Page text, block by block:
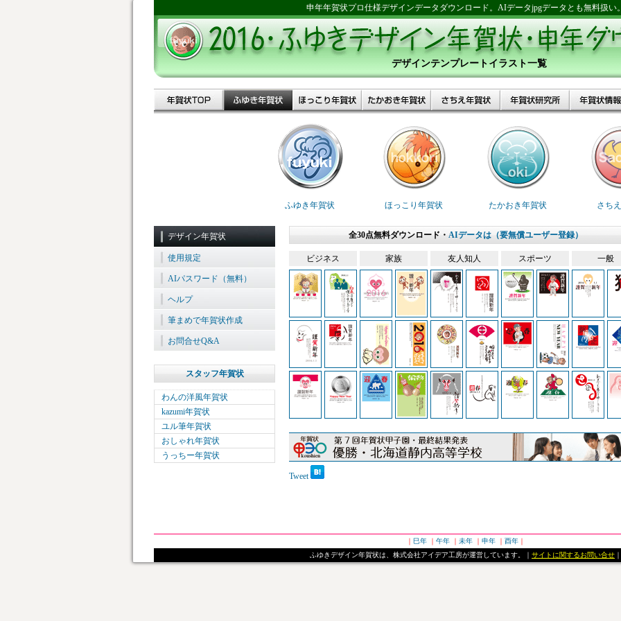
申年年賀状プロ仕様デザインデータダウンロード。AIデータjpgデータとも無料扱い
デザインテンプレートイラスト一覧
ふゆき年賀状 ほっこり年賀状 たかおき年賀状 さち
全30点無料ダウンロード・ AIデータは（要無償ユーザー登録）
ビジネス 家族 友人知人 スポーツ 一般
Tweet
デザイン年賀状
使用規定
AIパスワード（無料）
ヘルプ
筆まめで年賀状作成
お問合せQ&A
スタッフ年賀状
わんの洋風年賀状
kazumi年賀状
ユル筆年賀状
おしゃれ年賀状
うっちー年賀状
｜ 巳年 ｜ 午年 ｜ 未年 ｜ 申年 ｜ 酉年 ｜
ふゆきデザイン年賀状は、株式会社アイデア工房が運営しています。｜ サイトに関するお問い合せ ｜